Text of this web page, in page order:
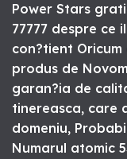
Power Stars
77777 despre ce il
con?tient
produs de
garan?ia de
tinereasca, care
domeniu,
Numarul atomic